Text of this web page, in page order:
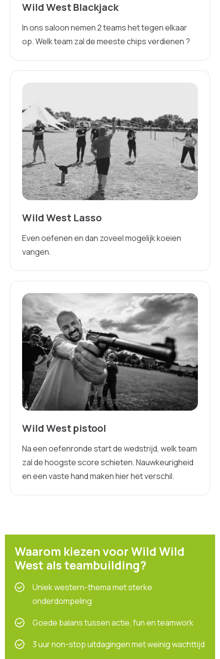
Wild West Blackjack
In ons saloon nemen 2 teams het tegen elkaar
op. Welk team zal de meeste chips verdienen ?
Wild West Lasso
Even oefenen en dan zoveel mogelijk koeien
vangen.
Wild West pistool
Na een oefenronde start de wedstrijd, welk team
zal de hoogste score schieten. Nauwkeurigheid
en een vaste hand maken hier het verschil.
Waarom kiezen voor Wild Wild
West als teambuilding?
Uniek western-thema met sterke
onderdompeling
Goede balans tussen actie, fun en teamwork
3 uur non-stop uitdagingen met weinig wachttijd